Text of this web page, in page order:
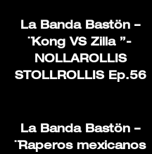
La Banda Bastön –
¨Kong VS Zilla ”-
NOLLAROLLIS
STOLLROLLIS Ep.56
La Banda Bastön –
¨Raperos mexicanos